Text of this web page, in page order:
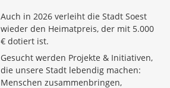
Auch in 2026 verleiht die Stadt Soest
wieder den Heimatpreis, der mit 5.000
€ dotiert ist.
Gesucht werden Projekte & Initiativen,
die unsere Stadt lebendig machen:
Menschen zusammenbringen,